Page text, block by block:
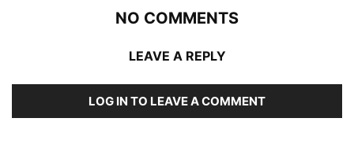
NO COMMENTS
LEAVE A REPLY
LOG IN TO LEAVE A COMMENT